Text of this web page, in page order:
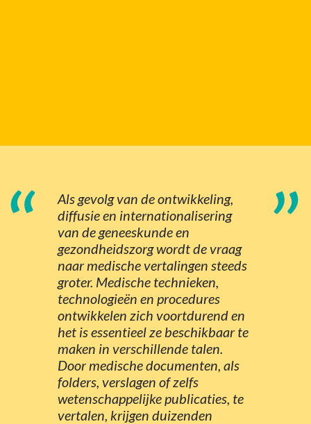
“
Als gevolg van de ontwikkeling,
diffusie en internationalisering
van de geneeskunde en
gezondheidszorg wordt de vraag
naar medische vertalingen steeds
groter. Medische technieken,
technologieën en procedures
ontwikkelen zich voortdurend en
het is essentieel ze beschikbaar te
maken in verschillende talen.
Door medische documenten, als
folders, verslagen of zelfs
wetenschappelijke publicaties, te
vertalen, krijgen duizenden
”